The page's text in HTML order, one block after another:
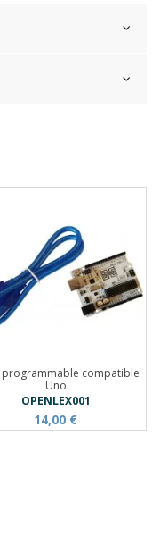
programmable compatible
Uno
OPENLEX001
14,00 €